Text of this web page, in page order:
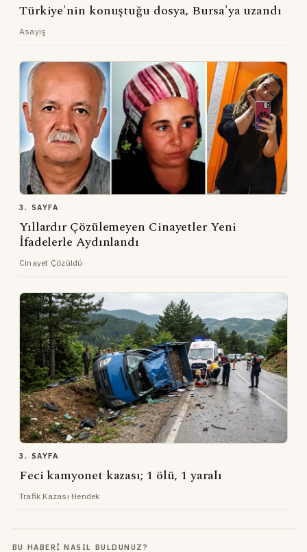
Türkiye'nin konuştuğu dosya, Bursa'ya uzandı
Asayiş
3. SAYFA
Yıllardır Çözülemeyen Cinayetler Yeni
İfadelerle Aydınlandı
Cinayet Çözüldü
3. SAYFA
Feci kamyonet kazası; 1 ölü, 1 yaralı
Trafik Kazası Hendek
BU HABERI NASIL BULDUNUZ?